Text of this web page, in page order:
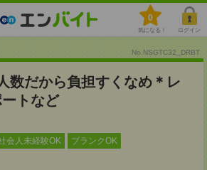
0
気になる！ ログイン
No.NSGTC32_DRBT
数だから負担すくなめ＊レ
トなど
会人未経験OK ブランクOK